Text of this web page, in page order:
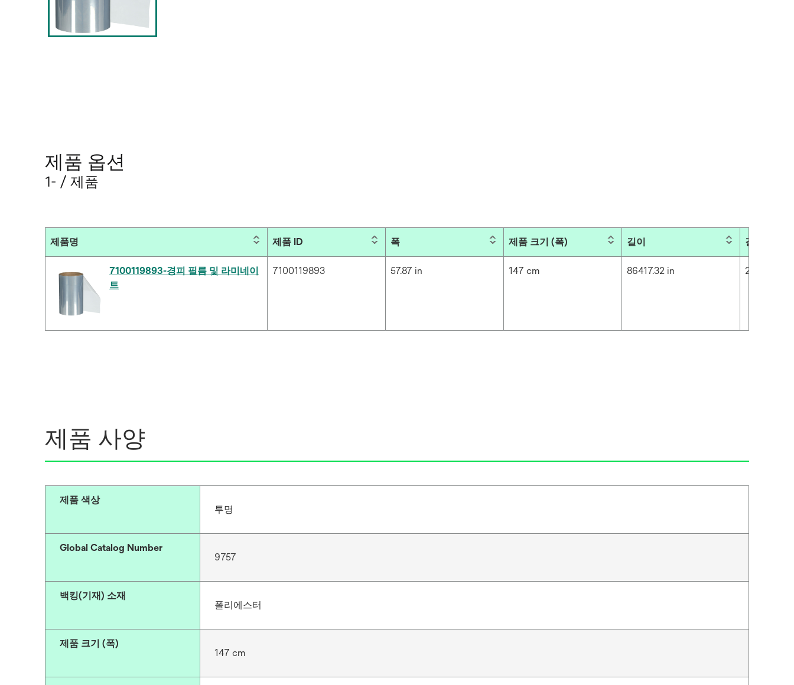
제품 옵션
1- / 제품
제품명 제품 ID 폭 제품 크기 (폭) 길이 길이(미터)
7100119893-경피 필름 및 라미네이
트
7100119893 57.87 in 147 cm 86417.32 in 2195 m
제품 사양
제품 색상
투명
Global Catalog Number
9757
백킹(기재) 소재
폴리에스터
제품 크기 (폭)
147 cm